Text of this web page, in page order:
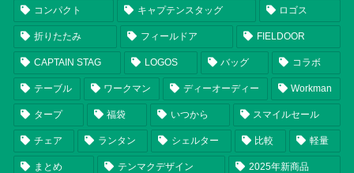
コンパクト キャプテンスタッグ ロゴス
折りたたみ フィールドア FIELDOOR
CAPTAIN STAG LOGOS バッグ コラボ
テーブル ワークマン ディーオーディー Workman
タープ 福袋 いつから スマイルセール
チェア ランタン シェルター 比較 軽量
まとめ テンマクデザイン 2025年新商品